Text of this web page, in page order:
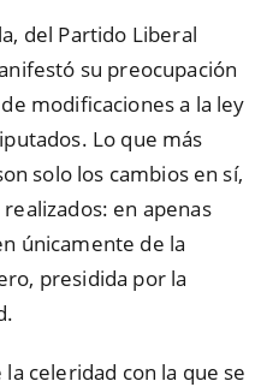
del Partido Liberal
su preocupación
modificaciones a la ley
Lo que más
solo los cambios en sí,
en apenas
únicamente de la
presidida por la
celeridad con la que se